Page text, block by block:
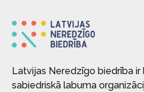
Latvijas Neredzīgo biedrība ir
sabiedriskā labuma